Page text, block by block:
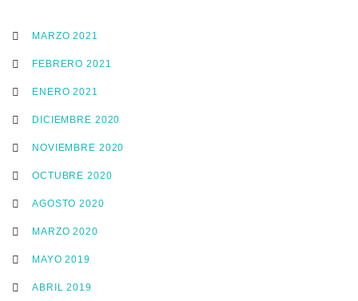
MARZO 2021
FEBRERO 2021
ENERO 2021
DICIEMBRE 2020
NOVIEMBRE 2020
OCTUBRE 2020
AGOSTO 2020
MARZO 2020
MAYO 2019
ABRIL 2019